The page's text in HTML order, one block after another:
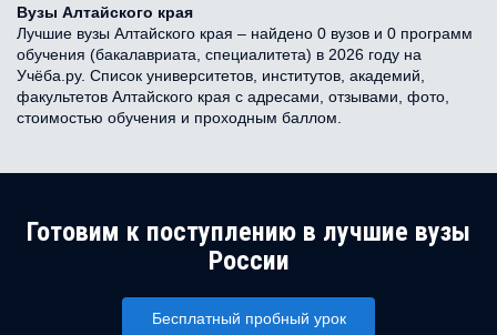
Вузы Алтайского края
Лучшие вузы Алтайского края – найдено 0 вузов и 0 программ
обучения (бакалавриата, специалитета) в 2026 году на
Учёба.ру. Список университетов, институтов, академий,
факультетов Алтайского края с адресами, отзывами, фото,
стоимостью обучения и проходным баллом.
Готовим к поступлению в лучшие вузы
России
Бесплатный пробный урок